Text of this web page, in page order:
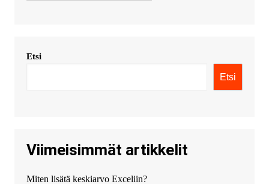
KimonicRisse :
купить хавал джулиан -
http://jolion-ufa1.ru/
Etsi
Etsi
Viimeisimmät artikkelit
Miten lisätä keskiarvo Exceliin?